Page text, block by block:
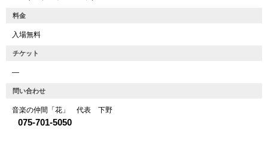
料金
入場無料
チケット
―
問い合わせ
音楽の仲間「花」 代表 下野
075-701-5050